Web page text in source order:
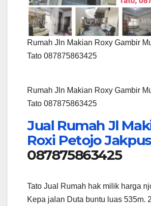
Rumah Jln Makian Roxy Gambir
Tato 087875863425
Rumah Jln Makian Roxy Gambir
Tato 087875863425
Jual Rumah Jl
Roxi Petojo
087875863425
Tato Jual Rumah hak milik harga
Kepa jalan Duta buntu luas 535m.